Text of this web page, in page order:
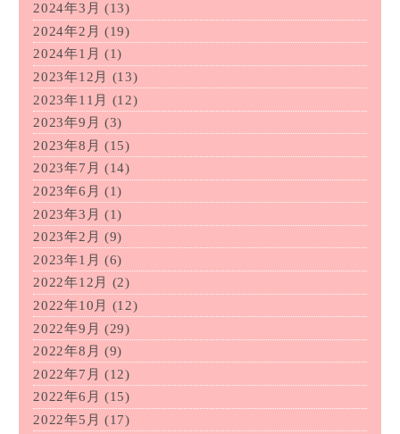
2024年3月 (13)
2024年2月 (19)
2024年1月 (1)
2023年12月
(13)
2023年11月 (12)
2023年9月 (3)
2023年8月 (15)
2023年7月 (14)
2023年6月 (1)
2023年3月 (1)
2023年2月 (9)
2023年1月 (6)
2022年12月
(2)
2022年10月
(12)
2022年9月 (29)
2022年8月 (9)
2022年7月 (12)
2022年6月 (15)
2022年5月 (17)